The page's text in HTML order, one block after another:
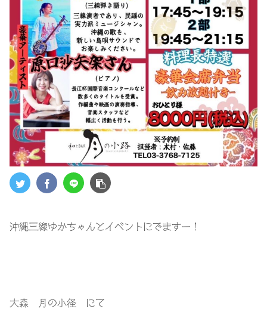
沖縄三線ゆかちゃんとイベントにでますー！
大森 月の小径 にて